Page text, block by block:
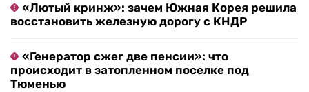
«Лютый кринж»: зачем Южная Корея решила
восстановить железную дорогу с КНДР
«Генератор сжег две пенсии»: что
происходит в затопленном поселке под
Тюменью